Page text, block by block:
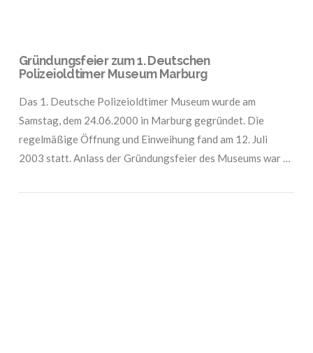
Gründungsfeier zum 1. Deutschen
Polizeioldtimer Museum Marburg
Das 1. Deutsche Polizeioldtimer Museum wurde am
Samstag, dem 24.06.2000 in Marburg gegründet. Die
regelmäßige Öffnung und Einweihung fand am 12. Juli
2003 statt. Anlass der Gründungsfeier des Museums war …